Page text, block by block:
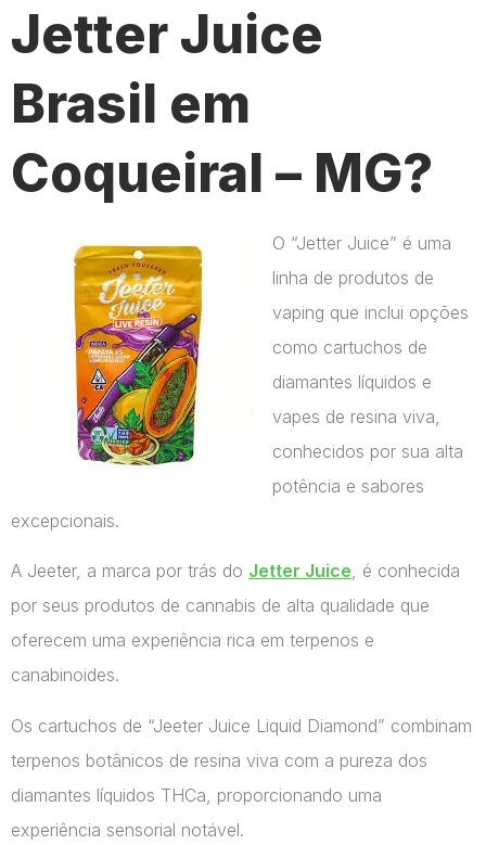
Jetter Juice
Brasil em
Coqueiral – MG?
O “Jetter Juice” é uma
linha de produtos de
vaping que inclui opções
como cartuchos de
diamantes líquidos e
vapes de resina viva,
conhecidos por sua alta
potência e sabores
excepcionais.
A Jeeter, a marca por trás do Jetter Juice, é conhecida
por seus produtos de cannabis de alta qualidade que
oferecem uma experiência rica em terpenos e
canabinoides.
Os cartuchos de “Jeeter Juice Liquid Diamond” combinam
terpenos botânicos de resina viva com a pureza dos
diamantes líquidos THCa, proporcionando uma
experiência sensorial notável.